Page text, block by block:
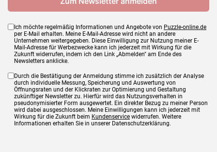
Ich möchte regelmäßig Informationen und Angebote von Puzzle-online.de
per E-Mail erhalten. Meine E-Mail-Adresse wird nicht an andere
Unternehmen weitergegeben. Diese Einwilligung zur Nutzung meiner E-
Mail-Adresse für Werbezwecke kann ich jederzeit mit Wirkung für die
Zukunft widerrufen, indem ich den Link „Abmelden" am Ende des
Newsletters anklicke.
Durch die Bestätigung der Anmeldung stimme ich zusätzlich der Analyse
durch individuelle Messung, Speicherung und Auswertung von
Öffnungsraten und der Klickraten zur Optimierung und Gestaltung
zukünftiger Newsletter zu. Hierfür wird das Nutzungsverhalten in
pseudonymisierter Form ausgewertet. Ein direkter Bezug zu meiner Person
wird dabei ausgeschlossen. Meine Einwilligungen kann ich jederzeit mit
Wirkung für die Zukunft beim Kundenservice widerrufen. Weitere
Informationen erhalten Sie in unserer Datenschutzerklärung.